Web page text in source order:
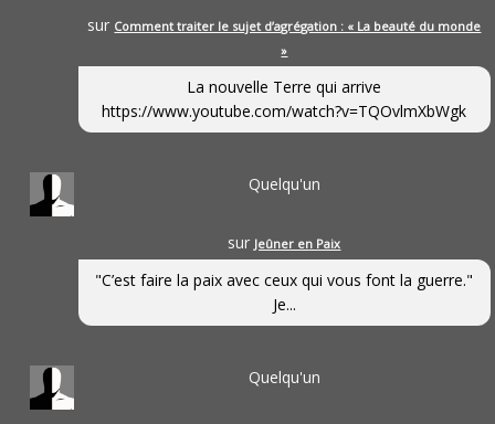
sur Comment traiter le sujet d’agrégation : « La beauté du monde
»
La nouvelle Terre qui arrive
https://www.youtube.com/watch?v=TQOvlmXbWgk
Quelqu'un
sur Jeûner en Paix
"C’est faire la paix avec ceux qui vous font la guerre."
Je...
Quelqu'un